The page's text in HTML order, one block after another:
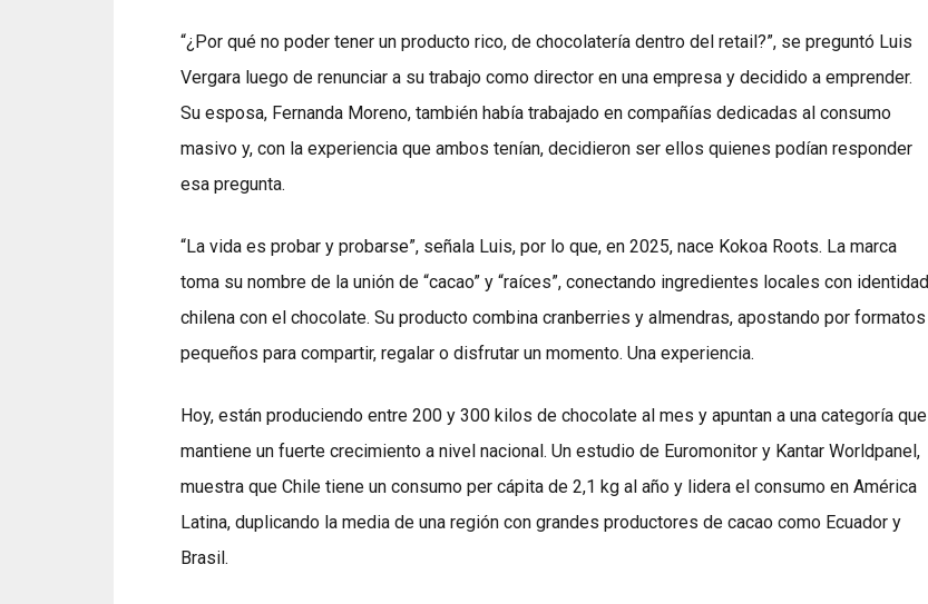
“¿Por qué no poder tener un producto rico, de chocolatería dentro del retail?”, se preguntó Luis
Vergara luego de renunciar a su trabajo como director en una empresa y decidido a emprender.
Su esposa, Fernanda Moreno, también había trabajado en compañías dedicadas al consumo
masivo y, con la experiencia que ambos tenían, decidieron ser ellos quienes podían responder
esa pregunta.
“La vida es probar y probarse”, señala Luis, por lo que, en 2025, nace Kokoa Roots. La marca
toma su nombre de la unión de “cacao” y “raíces”, conectando ingredientes locales con identidad
chilena con el chocolate. Su producto combina cranberries y almendras, apostando por formatos
pequeños para compartir, regalar o disfrutar un momento. Una experiencia.
Hoy, están produciendo entre 200 y 300 kilos de chocolate al mes y apuntan a una categoría que
mantiene un fuerte crecimiento a nivel nacional. Un estudio de Euromonitor y Kantar Worldpanel,
muestra que Chile tiene un consumo per cápita de 2,1 kg al año y lidera el consumo en América
Latina, duplicando la media de una región con grandes productores de cacao como Ecuador y
Brasil.